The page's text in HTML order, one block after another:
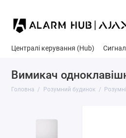
Централі керування (Hub)
Вимикач
Головна Розумний будинок